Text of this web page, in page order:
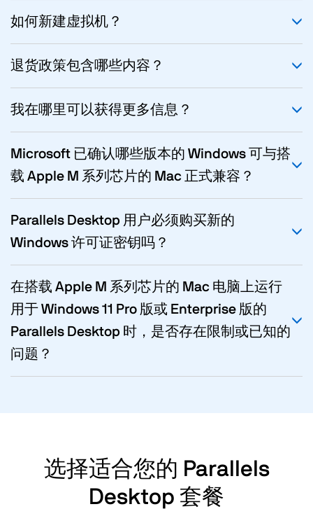
如何新建虚拟机？
退货政策包含哪些内容？
我在哪里可以获得更多信息？
Microsoft 已确认哪些版本的 Windows 可与搭
载 Apple M 系列芯片的 Mac 正式兼容？
Parallels Desktop 用户必须购买新的
Windows 许可证密钥吗？
在搭载 Apple M 系列芯片的 Mac 电脑上运行
用于 Windows 11 Pro 版或 Enterprise 版的
Parallels Desktop 时，是否存在限制或已知的
问题？
选择适合您的 Parallels
Desktop 套餐